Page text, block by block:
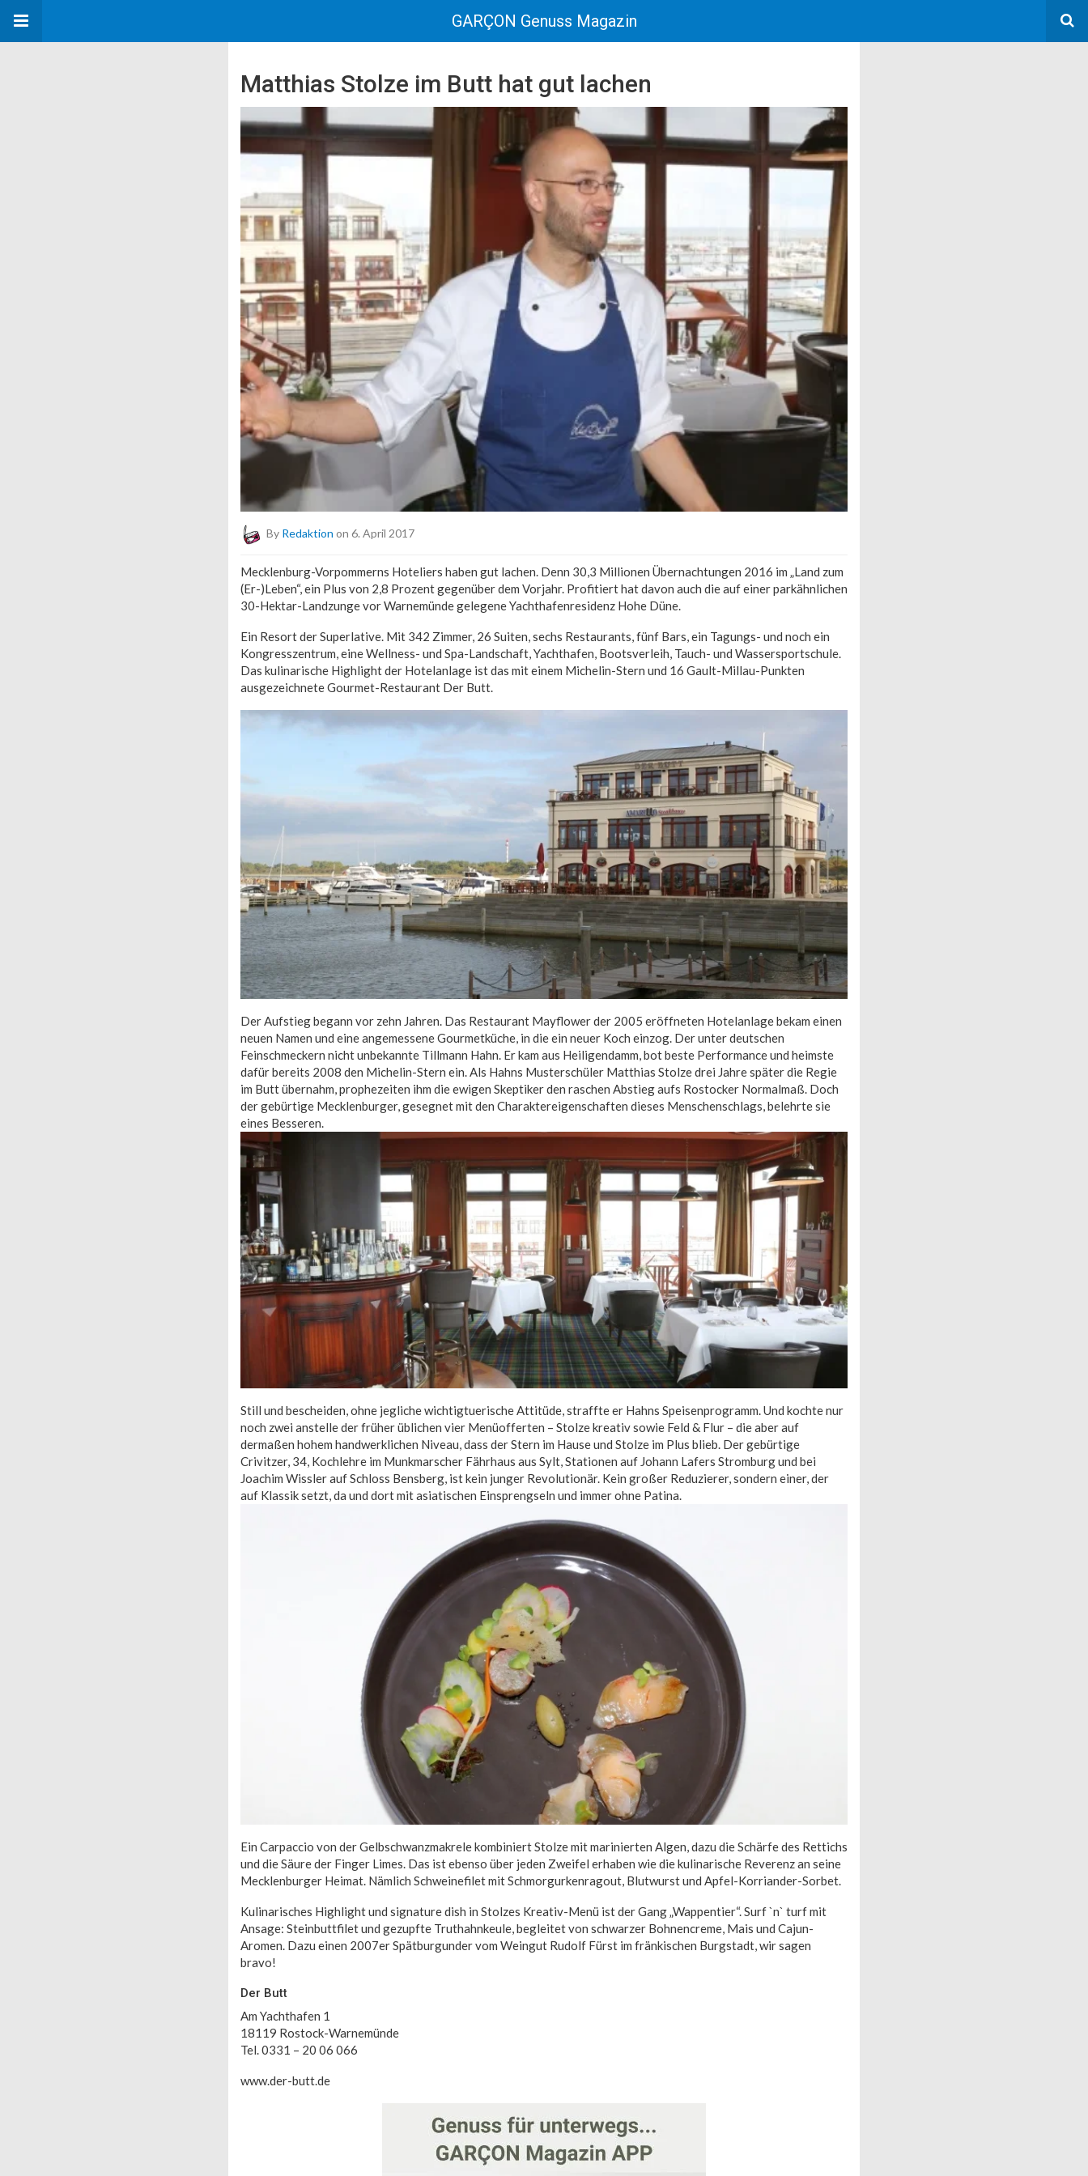
GARÇON Genuss Magazin
Matthias Stolze im Butt hat gut lachen
By Redaktion on 6. April 2017
Mecklenburg-Vorpommerns Hoteliers haben gut lachen. Denn 30,3 Millionen Übernachtungen 2016 im „Land zum
(Er-)Leben“, ein Plus von 2,8 Prozent gegenüber dem Vorjahr. Profitiert hat davon auch die auf einer parkähnlichen
30-Hektar-Landzunge vor Warnemünde gelegene Yachthafenresidenz Hohe Düne.
Ein Resort der Superlative. Mit 342 Zimmer, 26 Suiten, sechs Restaurants, fünf Bars, ein Tagungs- und noch ein
Kongresszentrum, eine Wellness- und Spa-Landschaft, Yachthafen, Bootsverleih, Tauch- und Wassersportschule.
Das kulinarische Highlight der Hotelanlage ist das mit einem Michelin-Stern und 16 Gault-Millau-Punkten
ausgezeichnete Gourmet-Restaurant Der Butt.
Der Aufstieg begann vor zehn Jahren. Das Restaurant Mayflower der 2005 eröffneten Hotelanlage bekam einen
neuen Namen und eine angemessene Gourmetküche, in die ein neuer Koch einzog. Der unter deutschen
Feinschmeckern nicht unbekannte Tillmann Hahn. Er kam aus Heiligendamm, bot beste Performance und heimste
dafür bereits 2008 den Michelin-Stern ein. Als Hahns Musterschüler Matthias Stolze drei Jahre später die Regie
im Butt übernahm, prophezeiten ihm die ewigen Skeptiker den raschen Abstieg aufs Rostocker Normalmaß. Doch
der gebürtige Mecklenburger, gesegnet mit den Charaktereigenschaften dieses Menschenschlags, belehrte sie
eines Besseren.
Still und bescheiden, ohne jegliche wichtigtuerische Attitüde, straffte er Hahns Speisenprogramm. Und kochte nur
noch zwei anstelle der früher üblichen vier Menüofferten – Stolze kreativ sowie Feld & Flur – die aber auf
dermaßen hohem handwerklichen Niveau, dass der Stern im Hause und Stolze im Plus blieb. Der gebürtige
Crivitzer, 34, Kochlehre im Munkmarscher Fährhaus aus Sylt, Stationen auf Johann Lafers Stromburg und bei
Joachim Wissler auf Schloss Bensberg, ist kein junger Revolutionär. Kein großer Reduzierer, sondern einer, der
auf Klassik setzt, da und dort mit asiatischen Einsprengseln und immer ohne Patina.
Ein Carpaccio von der Gelbschwanzmakrele kombiniert Stolze mit marinierten Algen, dazu die Schärfe des Rettichs
und die Säure der Finger Limes. Das ist ebenso über jeden Zweifel erhaben wie die kulinarische Reverenz an seine
Mecklenburger Heimat. Nämlich Schweinefilet mit Schmorgurkenragout, Blutwurst und Apfel-Korriander-Sorbet.
Kulinarisches Highlight und signature dish in Stolzes Kreativ-Menü ist der Gang „Wappentier“. Surf `n` turf mit
Ansage: Steinbuttfilet und gezupfte Truthahnkeule, begleitet von schwarzer Bohnencreme, Mais und Cajun-
Aromen. Dazu einen 2007er Spätburgunder vom Weingut Rudolf Fürst im fränkischen Burgstadt, wir sagen
bravo!
Der Butt
Am Yachthafen 1
18119 Rostock-Warnemünde
Tel.0331 – 20 06 066
www.der-butt.de